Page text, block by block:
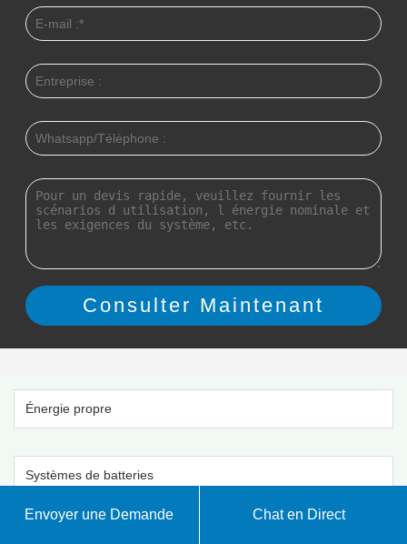
Énergie propre
Systèmes de batteries
Envoyer une Demande Chat en Direct